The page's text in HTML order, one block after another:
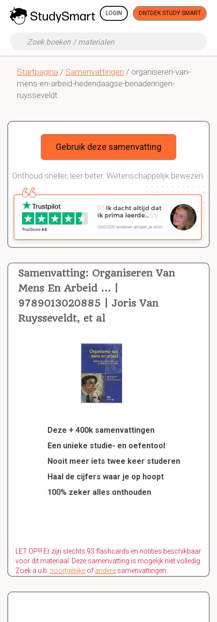
LOGIN ONTDEK STUDY SMART
Startpagina / Samenvattingen / organiseren-van-
mens-en-arbeid-hedendaagse-benaderingen-
ruysseveldt
Samenvatting: Organiseren Van
Mens En Arbeid ... |
9789013020885 | Joris Van
Ruysseveldt, et al
Deze + 400k samenvattingen
Een unieke studie- en oefentool
Nooit meer iets twee keer studeren
Haal de cijfers waar je op hoopt
100% zeker alles onthouden
LET OP!!! Er zijn slechts 93 flashcards en notities beschikbaar
voor dit materiaal. Deze samenvatting is mogelijk niet volledig.
Zoek a.u.b. soortgelijke of andere samenvattingen.
Gebruik deze samenvatting
Onthoud sneller, leer beter. Wetenschappelijk bewezen.